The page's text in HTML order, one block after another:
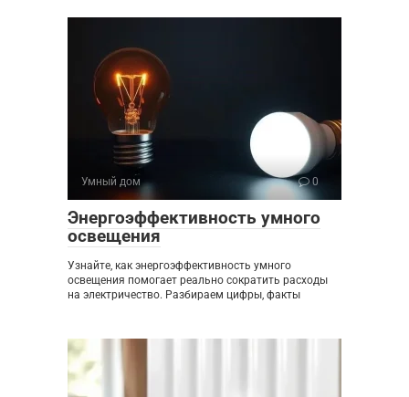
Умный дом 0
Энергоэффективность умного
освещения
Узнайте, как энергоэффективность умного
освещения помогает реально сократить расходы
на электричество. Разбираем цифры, факты